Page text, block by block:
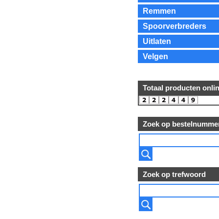
Remmen
Spoorverbreders
Uitlaten
Velgen
Totaal producten
Zoek op
Zoek op trefwoord